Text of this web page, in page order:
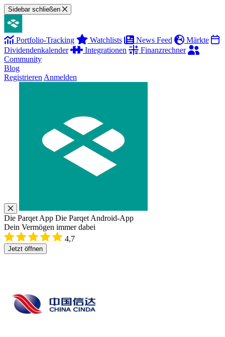
Sidebar schließen
Portfolio-Tracking Watchlists News Feed
Märkte
Dividendenkalender
Integrationen
Finanzrechner
Community
Blog
Registrieren Anmelden
Die Parqet App Die Parqet Android-App
Dein Vermögen immer dabei
4,7
Jetzt öffnen